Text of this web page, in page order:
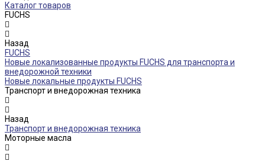
Каталог товаров
FUCHS
Назад
FUCHS
Новые локализованные продукты FUCHS для транспорта и
внедорожной техники
Новые локальные продукты FUCHS
Транспорт и внедорожная техника
Назад
Транспорт и внедорожная техника
Моторные масла